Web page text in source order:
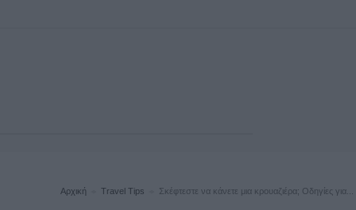
Αρχική Travel Tips Σκέφτεστε να κάνετε μια κρουαζιέρα; Οδηγίες